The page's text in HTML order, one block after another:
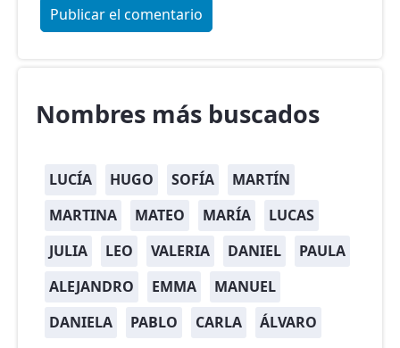
Nombres más buscados
LUCÍA HUGO SOFÍA
MARTÍN
MARTINA
MATEO MARÍA
LUCAS
JULIA
LEO VALERIA DANIEL
PAULA
ALEJANDRO
EMMA
MANUEL
DANIELA
PABLO CARLA ÁLVARO